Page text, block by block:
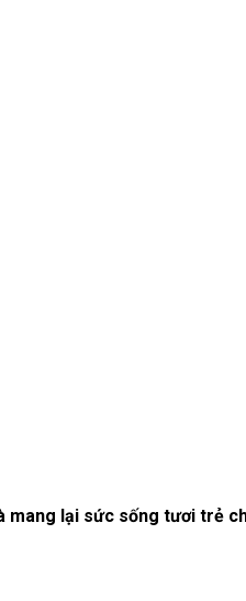
lại sức sống tươi trẻ